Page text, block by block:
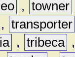
, towner
, transporter
, tribeca